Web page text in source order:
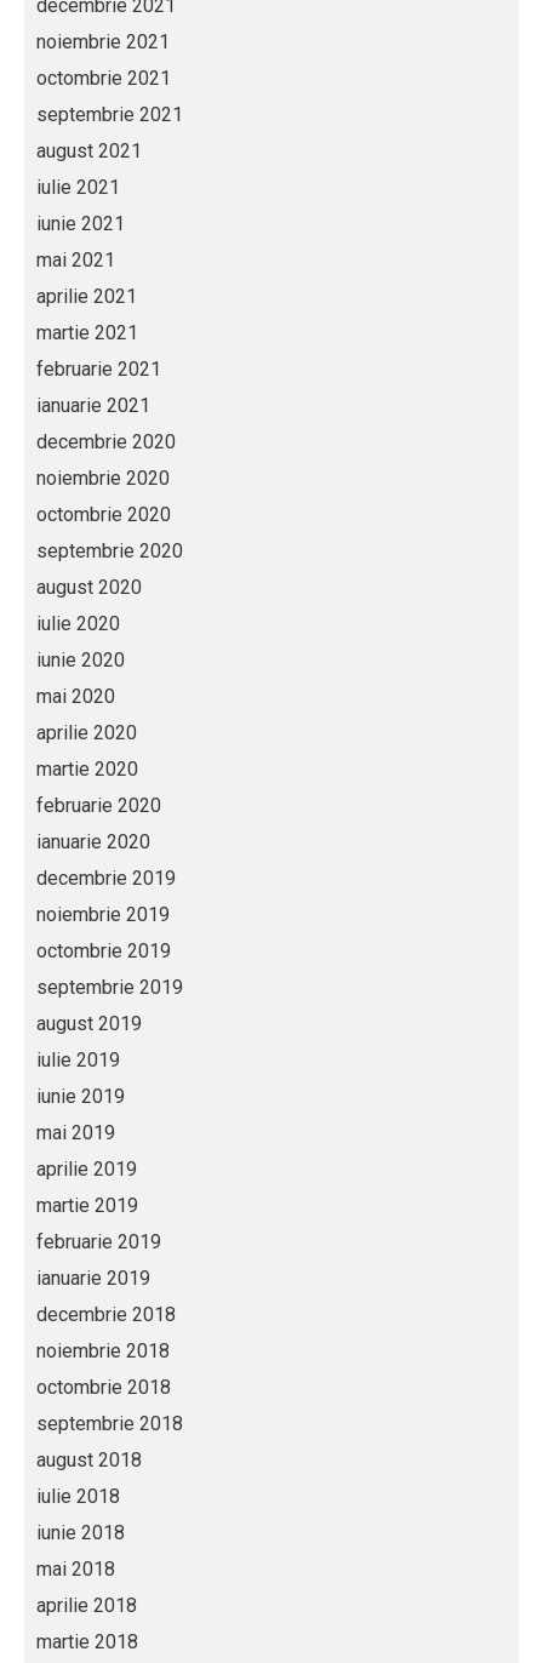
decembrie 2021
noiembrie 2021
octombrie 2021
septembrie 2021
august 2021
iulie 2021
iunie 2021
mai 2021
aprilie 2021
martie 2021
februarie 2021
ianuarie 2021
decembrie 2020
noiembrie 2020
octombrie 2020
septembrie 2020
august 2020
iulie 2020
iunie 2020
mai 2020
aprilie 2020
martie 2020
februarie 2020
ianuarie 2020
decembrie 2019
noiembrie 2019
octombrie 2019
septembrie 2019
august 2019
iulie 2019
iunie 2019
mai 2019
aprilie 2019
martie 2019
februarie 2019
ianuarie 2019
decembrie 2018
noiembrie 2018
octombrie 2018
septembrie 2018
august 2018
iulie 2018
iunie 2018
mai 2018
aprilie 2018
martie 2018